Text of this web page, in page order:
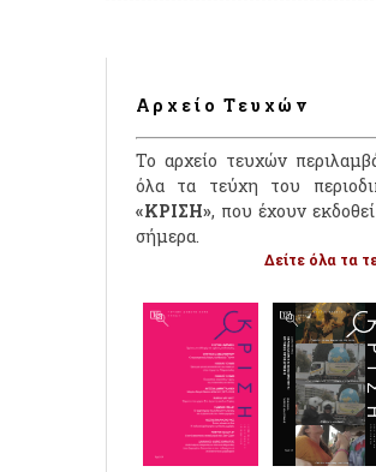
Αρχείο Τευχών
Το αρχείο τευχών
όλα τα τεύχη του
«ΚΡΙΣΗ», που έχουν
σήμερα.
Δείτε όλα τα